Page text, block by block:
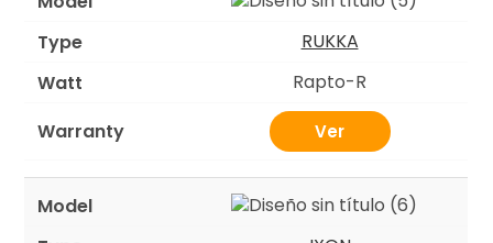
RUKKA
Rapto-R
Ver